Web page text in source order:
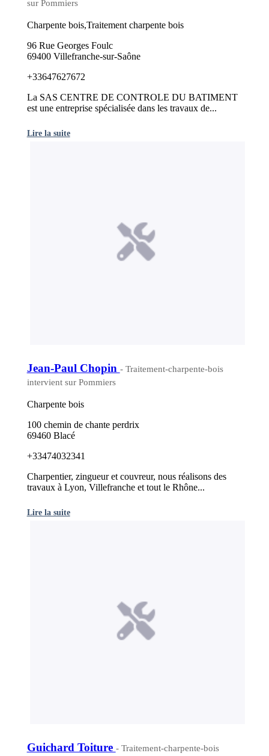
sur Pommiers
Charpente bois,Traitement charpente bois
96 Rue Georges Foulc
69400 Villefranche-sur-Saône
+33647627672
La SAS CENTRE DE CONTROLE DU BATIMENT
est une entreprise spécialisée dans les travaux de...
Lire la suite
Jean-Paul Chopin - Traitement-charpente-bois
intervient sur Pommiers
Charpente bois
100 chemin de chante perdrix
69460 Blacé
+33474032341
Charpentier, zingueur et couvreur, nous réalisons des
travaux à Lyon, Villefranche et tout le Rhône...
Lire la suite
Guichard Toiture - Traitement-charpente-bois